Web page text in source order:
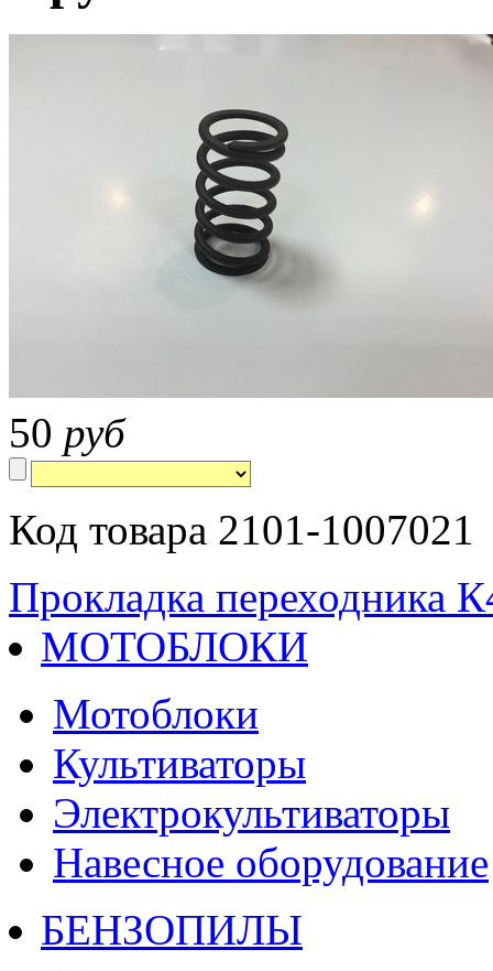
50 руб
Код товара 2101-1007021
Прокладка переходника
МОТОБЛОКИ
Мотоблоки
Культиваторы
Электрокультиваторы
Навесное оборудование
БЕНЗОПИЛЫ